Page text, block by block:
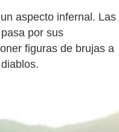
aspecto infernal. Las
por sus
figuras de brujas a